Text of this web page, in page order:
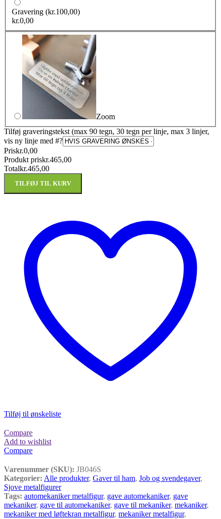
Gravering (kr.100,00)
kr.0,00
Zoom
Tilføj graveringstekst (max 90 tegn, 30 tegn per linje, max 3 linjer,
vis ny linje med #?
Priskr.0,00
Produkt priskr.465,00
Totalkr.465,00
TILFØJ TIL KURV
Tilføj til ønskeliste
Compare
Add to wishlist
Compare
Varenummer (SKU): JB046S
Kategorier: Alle produkter, Gaver til ham, Job og svendegaver,
Sjove metalfigurer
Tags: automekaniker metalfigur, gave automekaniker, gave
mekaniker, gave til automekaniker, gave til mekaniker, mekaniker,
mekaniker med løftekran metalfigur, mekaniker metalfigur,